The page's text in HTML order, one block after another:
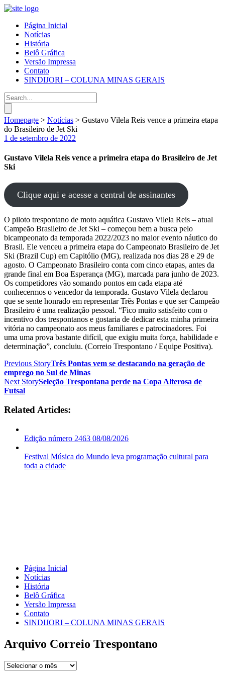
Página Inicial
Notícias
História
Belô Gráfica
Versão Impressa
Contato
SINDIJORI – COLUNA MINAS GERAIS
Homepage > Notícias > Gustavo Vilela Reis vence a primeira etapa
do Brasileiro de Jet Ski
1 de setembro de 2022
Gustavo Vilela Reis vence a primeira etapa do Brasileiro de Jet
Ski
Clique aqui e acesse a central de assinantes
O piloto trespontano de moto aquática Gustavo Vilela Reis – atual
Campeão Brasileiro de Jet Ski – começou bem a busca pelo
bicampeonato da temporada 2022/2023 no maior evento náutico do
Brasil. Ele venceu a primeira etapa do Campeonato Brasileiro de Jet
Ski (Brazil Cup) em Capitólio (MG), realizada nos dias 28 e 29 de
agosto. O Campeonato Brasileiro conta com cinco etapas, antes da
grande final em Boa Esperança (MG), marcada para junho de 2023.
Os competidores vão somando pontos em cada etapa até
conhecermos o vencedor da temporada. Gustavo Vilela declarou
que se sente honrado em representar Três Pontas e que ser Campeão
Brasileiro é uma realização pessoal. “Fico muito satisfeito com o
incentivo dos trespontanos e gostaria de dedicar esta minha primeira
vitória no campeonato aos meus familiares e patrocinadores. Foi
uma uma prova bastante difícil, que exigiu muita força, habilidade e
determinação”, concluiu. (Correio Trespontano / Equipe Positiva).
Previous StoryTrês Pontas vem se destacando na geração de
emprego no Sul de Minas
Next StorySeleção Trespontana perde na Copa Alterosa de
Futsal
Related Articles:
Edição número 2463 08/08/2026
Festival Música do Mundo leva programação cultural para
toda a cidade
Página Inicial
Notícias
História
Belô Gráfica
Versão Impressa
Contato
SINDIJORI – COLUNA MINAS GERAIS
Arquivo Correio Trespontano
Arquivo